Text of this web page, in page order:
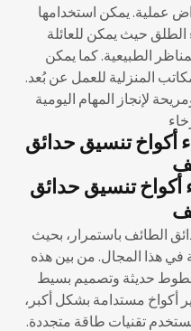
عملية. يمكن استخدامها
حيث يمكن للعائلة
الطبيعية. كما يمكن
المنزلية للعمل عن بُعد.
لإنجاز المهام اليومية
أكواخ تنسيق حدائق
أكواخ تنسيق حدائق
الطائف باستمرار، بحيث
في هذا المجال. من بين هذه
بخطوط حديثة وتصميم بسيط
أكواخ مستدامة بشكل أكبر،
تقنيات طاقة متجددة.